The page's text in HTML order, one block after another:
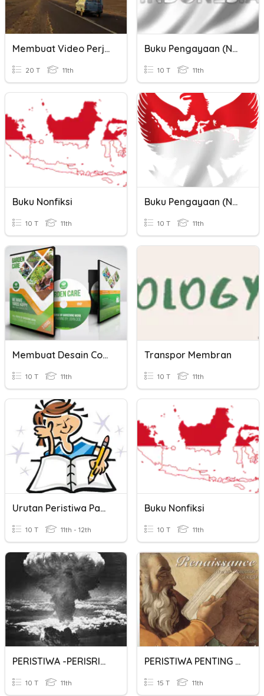
Membuat Video Perjalanan
20 T 11th
Buku Pengayaan (Nonfiksi)
10 T 11th
Buku Nonfiksi
10 T 11th
Buku Pengayaan (Nonfiksi)
10 T 11th
Membuat Desain Cover DVD
10 T 11th
Transpor Membran
10 T 11th
Urutan Peristiwa Pada Teks Nonfiksi
10 T 11th - 12th
Buku Nonfiksi
10 T 11th
PERISTIWA -PERISRIWA SEKITAR PROKLAMASI KEMERDEKAAN INDONESIA
10 T 11th
PERISTIWA PENTING DI EROPA
15 T 11th